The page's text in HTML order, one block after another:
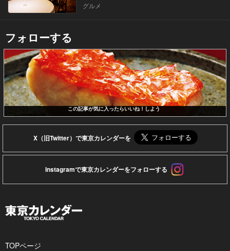
グルメ
フォローする
この記事が気に入ったらいいね！しよう
X（旧Twitter）で東京カレンダーを
Instagramで東京カレンダーをフォローする
TOPページ